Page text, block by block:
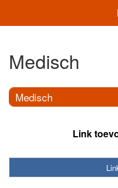
Medisch
Medisch
Link